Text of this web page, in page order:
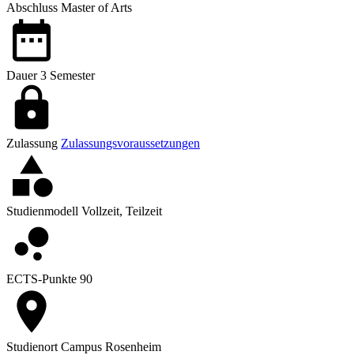
Abschluss Master of Arts
Dauer3 Semester
Zulassung Zulassungsvoraussetzungen
Studienmodell Vollzeit, Teilzeit
ECTS-Punkte 90
StudienortCampus Rosenheim